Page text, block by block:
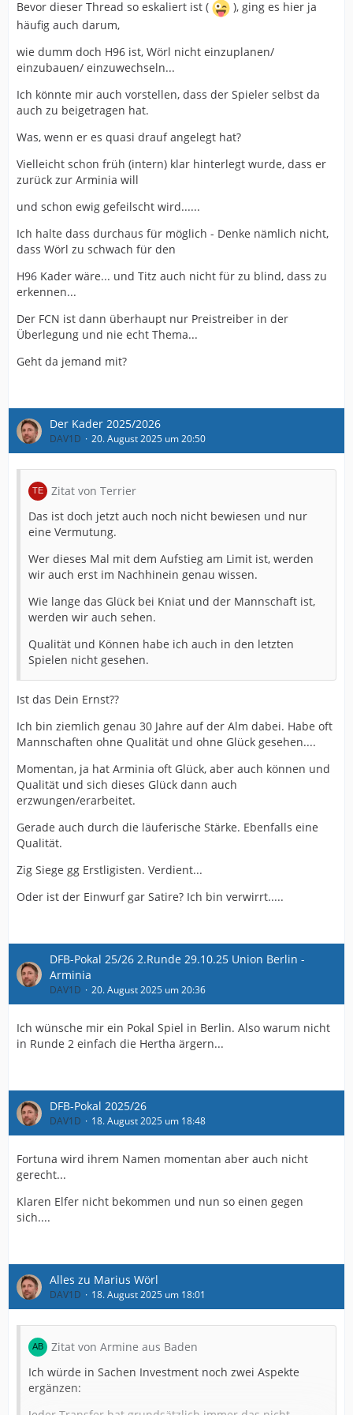
Bevor dieser Thread so eskaliert ist (
), ging es hier ja
häufig auch darum,
wie dumm doch H96 ist, Wörl nicht einzuplanen/
einzubauen/ einzuwechseln...
Ich könnte mir auch vorstellen, dass der Spieler selbst da
auch zu beigetragen hat.
Was, wenn er es quasi drauf angelegt hat?
Vielleicht schon früh (intern) klar hinterlegt wurde, dass er
zurück zur Arminia will
und schon ewig gefeilscht wird......
Ich halte dass durchaus für möglich - Denke nämlich nicht,
dass Wörl zu schwach für den
H96 Kader wäre... und Titz auch nicht für zu blind, dass zu
erkennen...
Der FCN ist dann überhaupt nur Preistreiber in der
Überlegung und nie echt Thema...
Geht da jemand mit?
Der Kader 2025/2026
DAV1D 20. August 2025 um 20:50
Zitat von Terrier
Das ist doch jetzt auch noch nicht bewiesen und nur
eine Vermutung.
Wer dieses Mal mit dem Aufstieg am Limit ist, werden
wir auch erst im Nachhinein genau wissen.
Wie lange das Glück bei Kniat und der Mannschaft ist,
werden wir auch sehen.
Qualität und Können habe ich auch in den letzten
Spielen nicht gesehen.
Ist das Dein Ernst??
Ich bin ziemlich genau 30 Jahre auf der Alm dabei. Habe oft
Mannschaften ohne Qualität und ohne Glück gesehen....
Momentan, ja hat Arminia oft Glück, aber auch können und
Qualität und sich dieses Glück dann auch
erzwungen/erarbeitet.
Gerade auch durch die läuferische Stärke. Ebenfalls eine
Qualität.
Zig Siege gg Erstligisten. Verdient...
Oder ist der Einwurf gar Satire? Ich bin verwirrt.....
DFB-Pokal 25/26 2.Runde 29.10.25 Union Berlin -
Arminia
DAV1D 20. August 2025 um 20:36
Ich wünsche mir ein Pokal Spiel in Berlin. Also warum nicht
in Runde 2 einfach die Hertha ärgern...
DFB-Pokal 2025/26
DAV1D 18. August 2025 um 18:48
Fortuna wird ihrem Namen momentan aber auch nicht
gerecht...
Klaren Elfer nicht bekommen und nun so einen gegen
sich....
Alles zu Marius Wörl
DAV1D 18. August 2025 um 18:01
Zitat von Armine aus Baden
Ich würde in Sachen Investment noch zwei Aspekte
ergänzen: